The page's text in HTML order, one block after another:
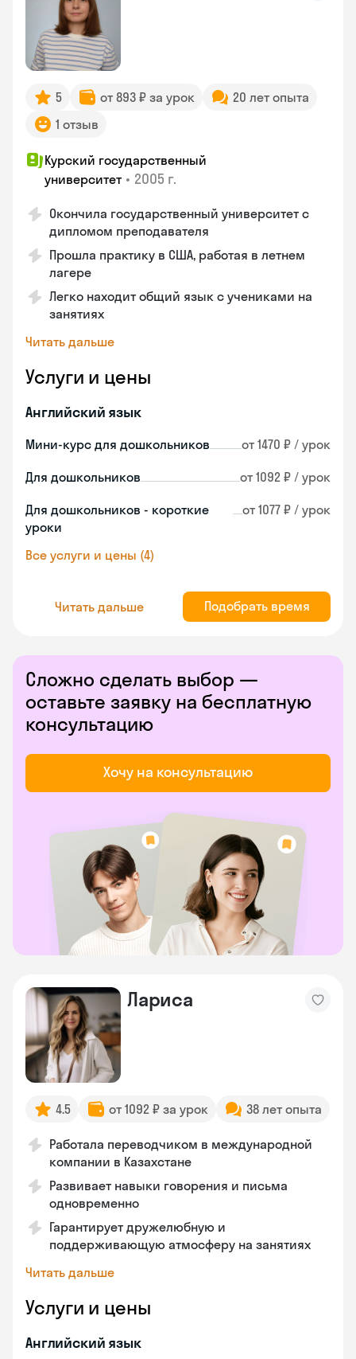
5 от 893 ₽ за урок
20 лет опыта
1 отзыв
Курский государственный
университет • 2005 г.
Окончила государственный университет с
дипломом преподавателя
Прошла практику в США, работая в летнем
лагере
Легко находит общий язык с учениками на
занятиях
Читать дальше
Услуги и цены
Английский язык
Мини-курс для дошкольников от 1470 ₽ / урок
Для дошкольников от 1092 ₽ / урок
Для дошкольников - короткие
уроки
от 1077 ₽ / урок
Все услуги и цены (4)
Читать дальше Подобрать время
Сложно сделать выбор —
оставьте заявку на бесплатную
консультацию
Хочу на консультацию
Лариса
4.5 от 1092 ₽ за урок 38 лет опыта
Работала переводчиком в международной
компании в Казахстане
Развивает навыки говорения и письма
одновременно
Гарантирует дружелюбную и
поддерживающую атмосферу на занятиях
Читать дальше
Услуги и цены
Английский язык